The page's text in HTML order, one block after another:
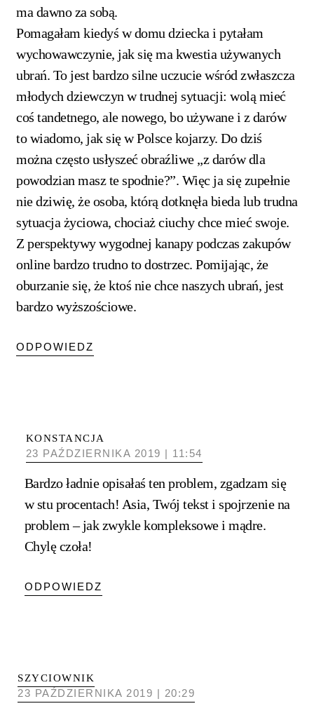
ma dawno za sobą.
Pomagałam kiedyś w domu dziecka i pytałam
wychowawczynie, jak się ma kwestia używanych
ubrań. To jest bardzo silne uczucie wśród zwłaszcza
młodych dziewczyn w trudnej sytuacji: wolą mieć
coś tandetnego, ale nowego, bo używane i z darów
to wiadomo, jak się w Polsce kojarzy. Do dziś
można często usłyszeć obraźliwe „z darów dla
powodzian masz te spodnie?”. Więc ja się zupełnie
nie dziwię, że osoba, którą dotknęła bieda lub trudna
sytuacja życiowa, chociaż ciuchy chce mieć swoje.
Z perspektywy wygodnej kanapy podczas zakupów
online bardzo trudno to dostrzec. Pomijając, że
oburzanie się, że ktoś nie chce naszych ubrań, jest
bardzo wyższościowe.
ODPOWIEDZ
KONSTANCJA
23 PAŹDZIERNIKA 2019 | 11:54
Bardzo ładnie opisałaś ten problem, zgadzam się
w stu procentach! Asia, Twój tekst i spojrzenie na
problem – jak zwykle kompleksowe i mądre.
Chylę czoła!
ODPOWIEDZ
SZYCIOWNIK
23 PAŹDZIERNIKA 2019 | 20:29